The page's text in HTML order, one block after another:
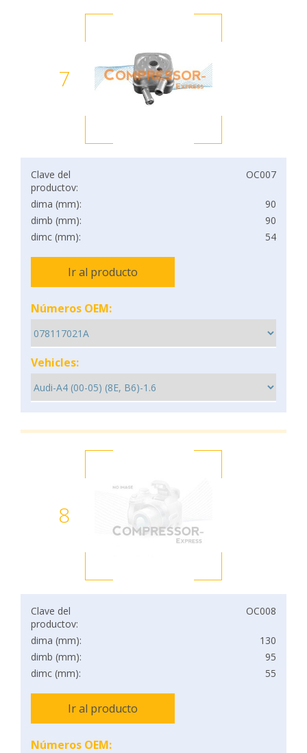
7
Clave del
productov:
OC007
dima (mm):
90
dimb (mm):
90
dimc (mm):
54
Ir al producto
Números OEM:
Vehicles:
8
Clave del
productov:
OC008
dima (mm):
130
dimb (mm):
95
dimc (mm):
55
Ir al producto
Números OEM: